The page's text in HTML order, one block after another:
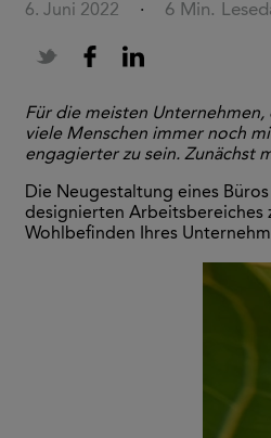
6. Juni 2022 · 6 Min.
Für die meisten
viele Menschen immer noch
engagierter zu sein. Zunächst
Die Neugestaltung eines
designierten Arbeitsbereiches
Wohlbefinden Ihres